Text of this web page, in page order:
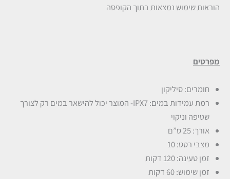
הוראות שימוש נמצאות בתוך הקופסה
מפרטים
חומרים: סיליקון
רמת עמידות במים: IPX7- המוצר יכול להישאר במים רק לצורך
שטיפה וניקוי
אורך: 25 ס”ם
מצבי רטט: 10
זמן טעינה: 120 דקות
זמן שימוש: 60 דקות